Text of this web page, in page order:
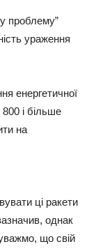
проблему”
ураження
енергетичної
і більше
на
ці ракети
однак
що свій